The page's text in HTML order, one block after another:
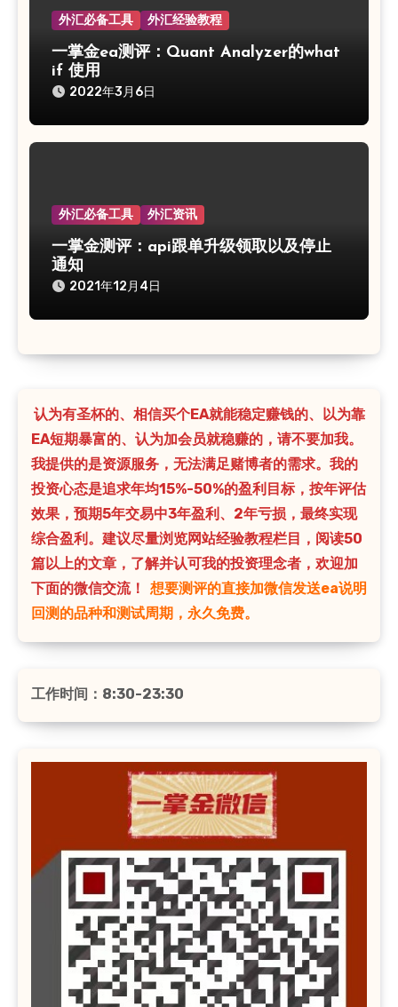
外汇必备工具 外汇经验教程
一掌金ea测评：Quant Analyzer的what
if 使用
2022年3月6日
外汇必备工具 外汇资讯
一掌金测评：api跟单升级领取以及停止
通知
2021年12月4日
认为有圣杯的、相信买个EA就能稳定赚钱的、以为靠
EA短期暴富的、认为加会员就稳赚的，请不要加我。
我提供的是资源服务，无法满足赌博者的需求。我的
投资心态是追求年均15%-50%的盈利目标，按年评估
效果，预期5年交易中3年盈利、2年亏损，最终实现
综合盈利。建议尽量浏览网站经验教程栏目，阅读50
篇以上的文章，了解并认可我的投资理念者，欢迎加
下面的微信交流！
想要测评的直接加微信发送ea说明
回测的品种和测试周期，永久免费。
工作时间：8:30-23:30